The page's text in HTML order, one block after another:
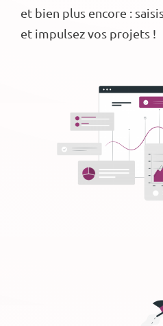
et bien plus encore :
et impulsez vos projets !